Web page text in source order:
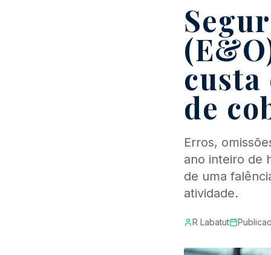
de
Erros,
ano inteiro de
de uma
atividade.
R Labatut